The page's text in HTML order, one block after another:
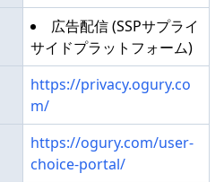
広告配信 (SSPサプライ
サイドプラットフォーム)
https://privacy.ogury.co
m/
https://ogury.com/user-
choice-portal/